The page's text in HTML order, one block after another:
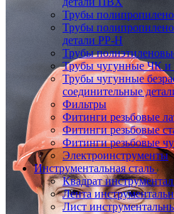
Трубы
Трубы
детали PP-H
Трубы
Трубы чугунные ЧК и
Трубы чугунные
соединительные
Фильтры
Фитинги резьбовые
Фитинги резьбовые
Фитинги резьбовые
Электроинструменты
Инструментальная сталь
Квадрат
Лента
Лист